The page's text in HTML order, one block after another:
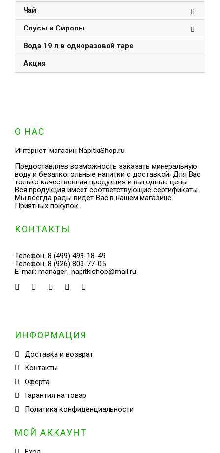
Чай
Соусы и Сиропы
Вода 19 л в одноразовой таре
Акция
О НАС
Интернет-магазин NapitkiShop.ru
Предоставляев возможность заказать минеральную
воду и безалкогольные напитки с доставкой. Для Вас
только качественная продукция и выгодные цены.
Вся продукция имеет соответствующие сертификаты.
Мы всегда рады видет Вас в нашем магазине.
Приятных покупок.
КОНТАКТЫ
Телефон: 8 (499) 499-18-49
Телефон: 8 (926) 803-77-05
E-mail: manager_napitkishop@mail.ru
ИНФОРМАЦИЯ
Доставка и возврат
Контакты
Оферта
Гарантия на товар
Политика конфиденциальности
МОЙ АККАУНТ